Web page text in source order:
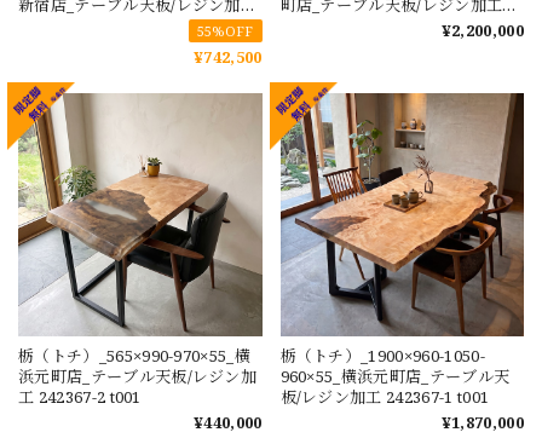
55%OFF
¥742,500
¥2,200,000
栃（トチ）_565×990-970×55_横
浜元町店_テーブル天板/レジン加
工 242367-2 t001
¥440,000
栃（トチ）_1900×960-1050-
960×55_横浜元町店_テーブル天
板/レジン加工 242367-1 t001
¥1,870,000